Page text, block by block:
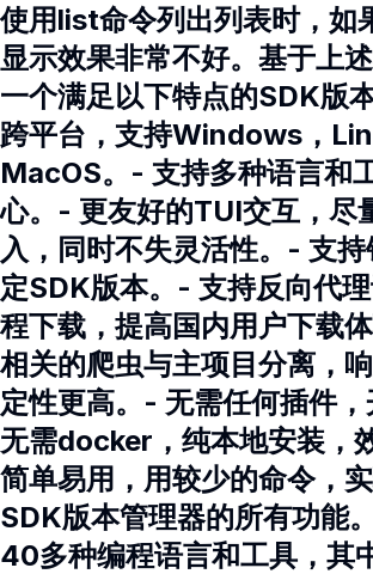
使用list命令列出列表时，如
显示效果非常不好。基于上
一个满足以下特点的SDK版
跨平台，支持Windows，
MacOS。- 支持多种语言和
心。- 更友好的TUI交互，尽
入，同时不失灵活性。- 支
定SDK版本。- 支持反向代
程下载，提高国内用户下载
相关的爬虫与主项目分离，
定性更高。- 无需任何插件
无需docker，纯本地安装，
简单易用，用较少的命令，
SDK版本管理器的所有功能
40多种编程语言和工具，其